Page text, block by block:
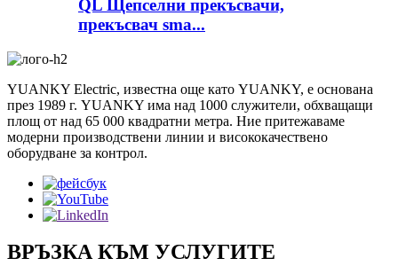
QL Щепселни прекъсвачи,
прекъсвач sma...
YUANKY Electric, известна още като YUANKY, е основана
през 1989 г. YUANKY има над 1000 служители, обхващащи
площ от над 65 000 квадратни метра. Ние притежаваме
модерни производствени линии и висококачествено
оборудване за контрол.
ВРЪЗКА КЪМ УСЛУГИТЕ